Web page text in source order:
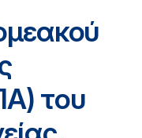
του